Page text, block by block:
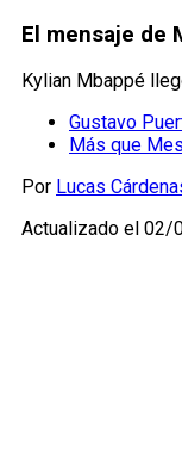
El mensaje de
Kylian Mbappé
Gustavo
Más que
Por Lucas
Actualizado el 02/